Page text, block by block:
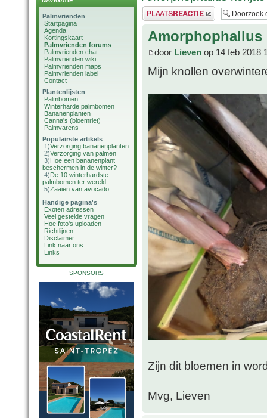
Palmvrienden
Startpagina
Agenda
Kortingskaart
Palmvrienden forums
Palmvrienden chat
Palmvrienden wiki
Palmvrienden maps
Palmvrienden label
Contact
Plantenlijsten
Palmbomen
Winterharde palmbomen
Bananenplanten
Canna's (bloemriet)
Palmvarens
Populairste artikels
1)Verzorging bananenplanten
2)Verzorging van palmen
3)Hoe een bananenplant
beschermen in de winter?
4)De 10 winterhardste
palmbomen ter wereld
5)Zaaien van avocado
Handige pagina's
Exoten adressen
Veel gestelde vragen
Hoe foto's uploaden
Richtlijnen
Disclaimer
Link naar ons
Links
SPONSORS
Plaats een reactie
Amorphophallus
door Lieven op 14 feb 2018
Mijn knollen
Zijn dit bloemen in
Mvg, Lieven